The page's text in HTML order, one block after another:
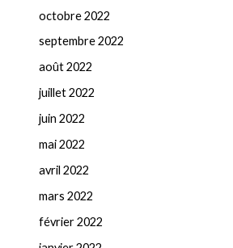
octobre 2022
septembre 2022
août 2022
juillet 2022
juin 2022
mai 2022
avril 2022
mars 2022
février 2022